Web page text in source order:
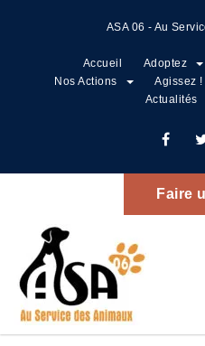
ASA 06 - Au
Accueil Adoptez
Nos Actions
Agissez !
Actualités
Faire
Nos
Home Nos Adoptés